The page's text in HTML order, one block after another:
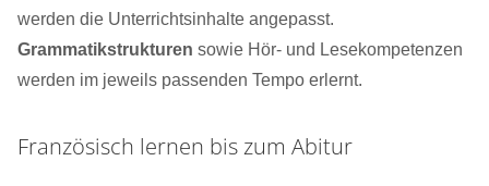
werden die Unterrichtsinhalte angepasst.
Grammatikstrukturen sowie Hör- und Lesekompetenzen
werden im jeweils passenden Tempo erlernt.
Französisch lernen bis zum Abitur